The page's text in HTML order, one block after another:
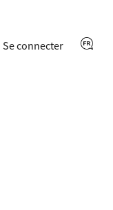
Se connecter